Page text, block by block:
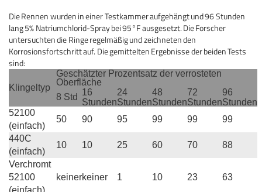
Die Rennen wurden in einer Testkammer aufgehängt und 96 Stunden
lang 5% Natriumchlorid-Spray bei 95°F ausgesetzt.Die Forscher
untersuchten die Ringe regelmäßig und zeichneten den
Korrosionsfortschritt auf. Die gemittelten Ergebnisse der beiden Tests
sind:
Klingeltyp
Geschätzter Prozentsatz der verrosteten
Oberfläche
8 Std 16
Stunden
24
Stunden
48
Stunden
72
Stunden
96
Stunden
52100
(einfach)
50 90 95 99 99
99
440C
(einfach)
10 10 25 60 70
88
Verchromt
52100
(einfach)
keinerkeiner 1 10 23 63